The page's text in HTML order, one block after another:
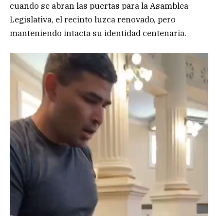
cuando se abran las puertas para la Asamblea
Legislativa, el recinto luzca renovado, pero
manteniendo intacta su identidad centenaria.